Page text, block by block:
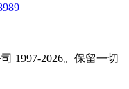
1997-2026。保留一切